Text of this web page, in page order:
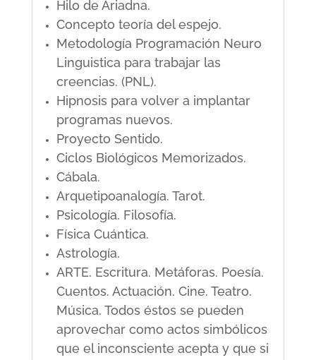
Hilo de Ariadna.
Concepto teoría del espejo.
Metodología Programación Neuro
Linguistica para trabajar las
creencias. (PNL).
Hipnosis para volver a implantar
programas nuevos.
Proyecto Sentido.
Ciclos Biológicos Memorizados.
Cábala.
Arquetipoanalogía. Tarot.
Psicología. Filosofía.
Física Cuántica.
Astrología.
ARTE. Escritura. Metáforas. Poesía.
Cuentos. Actuación. Cine. Teatro.
Música. Todos éstos se pueden
aprovechar como actos simbólicos
que el inconsciente acepta y que si